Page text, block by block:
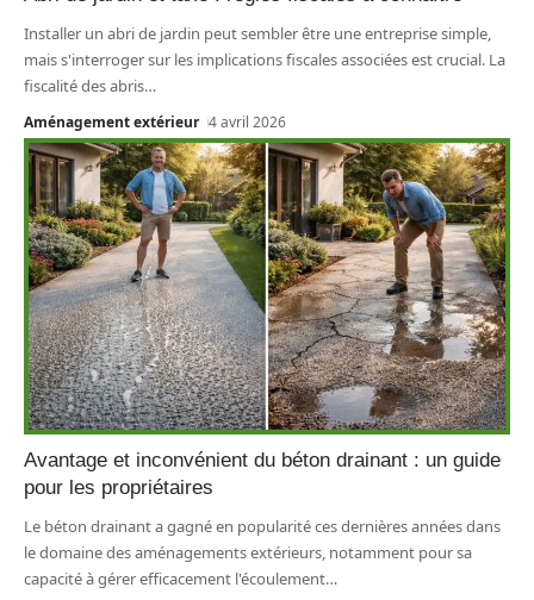
Installer un abri de jardin peut sembler être une entreprise simple,
mais s'interroger sur les implications fiscales associées est crucial. La
fiscalité des abris…
Aménagement extérieur 4 avril 2026
Avantage et inconvénient du béton drainant : un guide
pour les propriétaires
Le béton drainant a gagné en popularité ces dernières années dans
le domaine des aménagements extérieurs, notamment pour sa
capacité à gérer efficacement l'écoulement…